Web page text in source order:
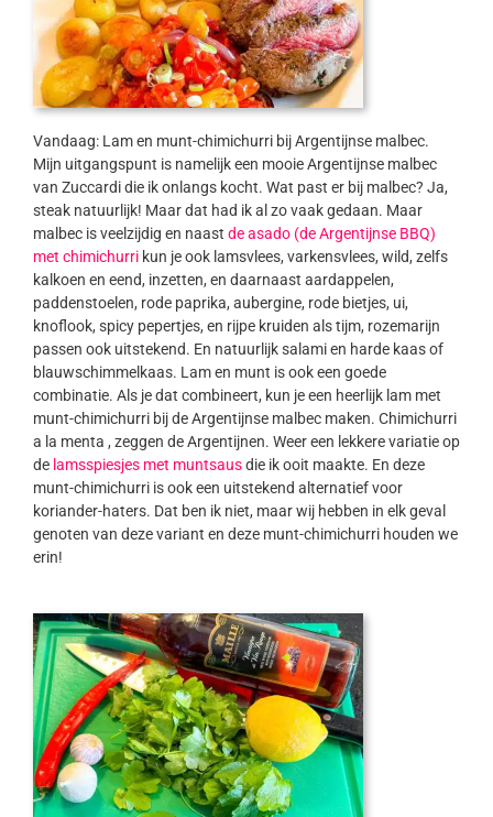
Vandaag: Lam en munt-chimichurri bij Argentijnse malbec.
Mijn uitgangspunt is namelijk een mooie Argentijnse malbec
van Zuccardi die ik onlangs kocht. Wat past er bij malbec? Ja,
steak natuurlijk! Maar dat had ik al zo vaak gedaan. Maar
malbec is veelzijdig en naast de asado (de Argentijnse BBQ)
met chimichurrikun je ook lamsvlees, varkensvlees, wild, zelfs
kalkoen en eend, inzetten, en daarnaast aardappelen,
paddenstoelen, rode paprika, aubergine, rode bietjes, ui,
knoflook, spicy pepertjes, en rijpe kruiden als tijm, rozemarijn
passen ook uitstekend. En natuurlijk salami en harde kaas of
blauwschimmelkaas. Lam en munt is ook een goede
combinatie. Als je dat combineert, kun je een heerlijk lam met
munt-chimichurri bij de Argentijnse malbec maken. Chimichurri
a la menta , zeggen de Argentijnen. Weer een lekkere variatie op
de lamsspiesjes met muntsausdie ik ooit maakte. En deze
munt-chimichurri is ook een uitstekend alternatief voor
koriander-haters. Dat ben ik niet, maar wij hebben in elk geval
genoten van deze variant en deze munt-chimichurri houden we
erin!